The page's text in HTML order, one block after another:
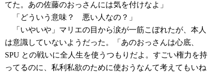
てた。あの佐藤のおっさんには気を付けなよ」
「どういう意味？ 悪い人なの？」
「いやいや」マリエの目から涙が一筋こぼれたが、本人
は意識していないようだった。「あのおっさんは心底、
SPU との戦いに全人生を使うつもりだよ。すごい権力を持
ってるのに、私利私欲のために使おうなんて考えてもいね